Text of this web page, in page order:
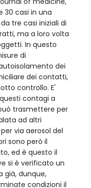
30 casi in una
tre casi iniziali di
ma a loro volta
In questo
di
dei
dei contatti,
controllo. E'
contagi a
trasmettere per
ad altri
via aerosol del
sono però il
ed è questo il
si è verificato un
già, dunque,
condizioni il